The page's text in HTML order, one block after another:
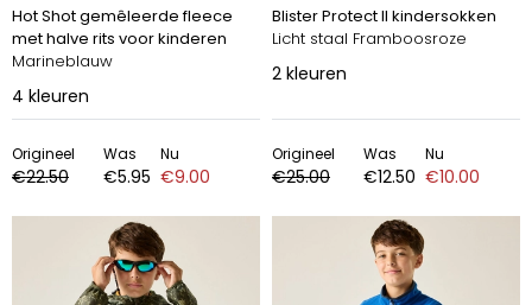
Hot Shot gemêleerde fleece
met halve rits voor kinderen
Marineblauw
4 kleuren
Origineel
€22.50
Was
€5.95
Nu
€9.00
Blister Protect II kindersokken
Licht staal Framboosroze
2 kleuren
Origineel
€25.00
Was
€12.50
Nu
€10.00